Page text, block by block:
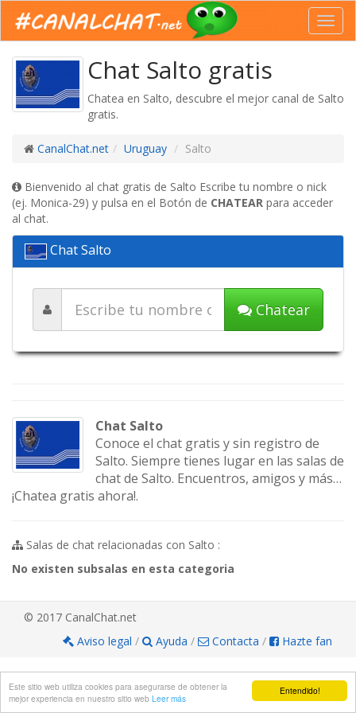
Entendido!
Este sitio web utiliza cookies para asegurarse de obtener la
mejor experiencia en nuestro sitio web Leer más
Chat Salto gratis
Chatea en Salto, descubre el mejor canal de Salto
gratis.
CanalChat.net Uruguay Salto
Bienvenido al chat gratis de Salto Escribe tu nombre o nick
(ej. Monica-29) y pulsa en el Botón de CHATEAR para acceder
al chat.
Chat Salto
Chatear
Chat Salto
Conoce el chat gratis y sin registro de
Salto. Siempre tienes lugar en las salas de
chat de Salto. Encuentros, amigos y más…
¡Chatea gratis ahora!.
Salas de chat relacionadas con Salto :
No existen subsalas en esta categoria
© 2017 CanalChat.net
Aviso legal / Ayuda / Contacta / Hazte fan